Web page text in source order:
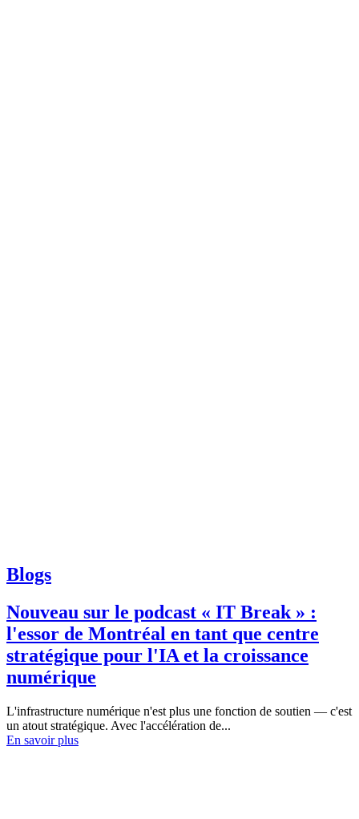
Blogs
Nouveau sur le podcast « IT Break » :
l'essor de Montréal en tant que centre
stratégique pour l'IA et la croissance
numérique
L'infrastructure numérique n'est plus une fonction de soutien — c'est
un atout stratégique. Avec l'accélération de...
En savoir plus